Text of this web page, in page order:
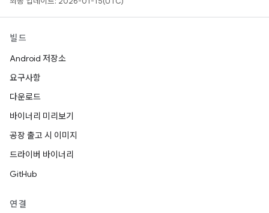
빌드
Android 저장소
요구사항
다운로드
바이너리 미리보기
공장 출고 시 이미지
드라이버 바이너리
GitHub
연결